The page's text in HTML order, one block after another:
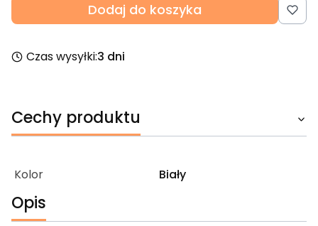
Dodaj do koszyka
Czas wysyłki:3 dni
Cechy produktu
Kolor Biały
Opis